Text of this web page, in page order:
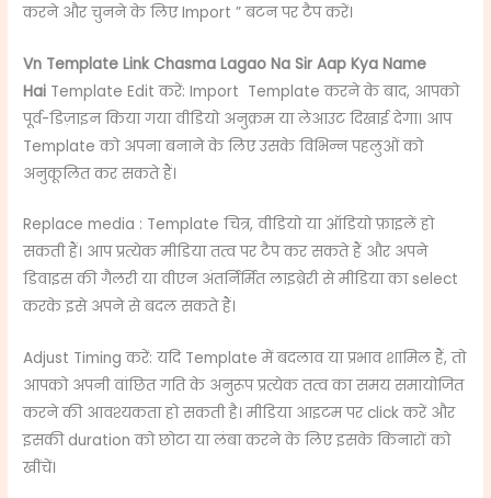
करने और चुनने के लिए Import ” बटन पर टैप करें।
Vn Template Link Chasma Lagao Na Sir Aap Kya Name
Hai Template Edit करें: Import Template करने के बाद, आपको
पूर्व-डिज़ाइन किया गया वीडियो अनुक्रम या लेआउट दिखाई देगा। आप
Template को अपना बनाने के लिए उसके विभिन्न पहलुओं को
अनुकूलित कर सकते हैं।
Replace media : Template चित्र, वीडियो या ऑडियो फ़ाइलें हो
सकती हैं। आप प्रत्येक मीडिया तत्व पर टैप कर सकते हैं और अपने
डिवाइस की गैलरी या वीएन अंतर्निर्मित लाइब्रेरी से मीडिया का select
करके इसे अपने से बदल सकते हैं।
Adjust Timing करें: यदि Template में बदलाव या प्रभाव शामिल हैं, तो
आपको अपनी वांछित गति के अनुरूप प्रत्येक तत्व का समय समायोजित
करने की आवश्यकता हो सकती है। मीडिया आइटम पर click करें और
इसकी duration को छोटा या लंबा करने के लिए इसके किनारों को
खींचें।